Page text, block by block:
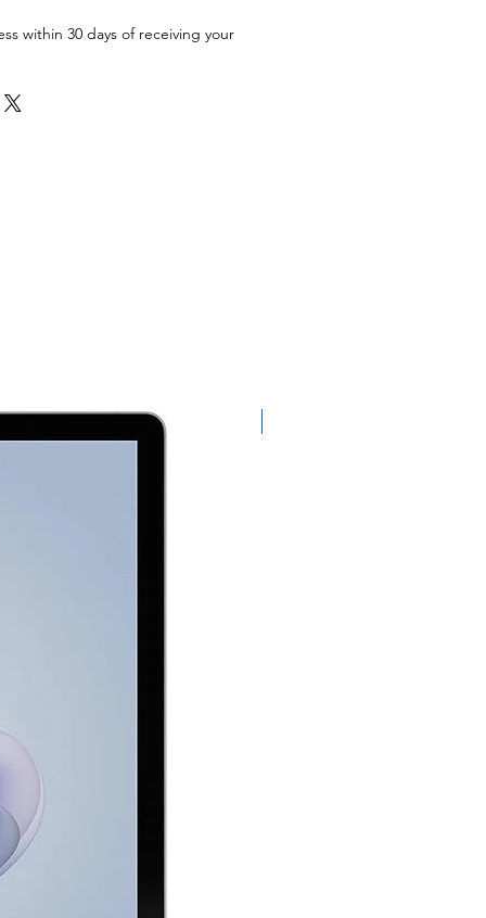
within 30 days of receiving your